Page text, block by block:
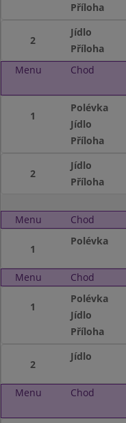
Příloha
2
Jídlo
Příloha
Menu
Chod
1
Polévka
Jídlo
Příloha
2
Jídlo
Příloha
Menu Chod
1
Polévka
Menu Chod
1
Polévka
Jídlo
Příloha
2
Jídlo
Menu Chod